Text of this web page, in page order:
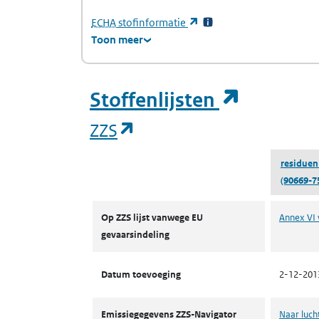
ECHA(Europees Agentschap voor chemische
stofinformatie
(opent in een nieuw
Toon meer
Stoffenlijsten
ZZS
(90669-
Op ZZS lijst vanwege EU
gevaarsindeling
Annex VI
Datum toevoeging 2-12-
Emissiegegevens ZZS-Navigator
Naar